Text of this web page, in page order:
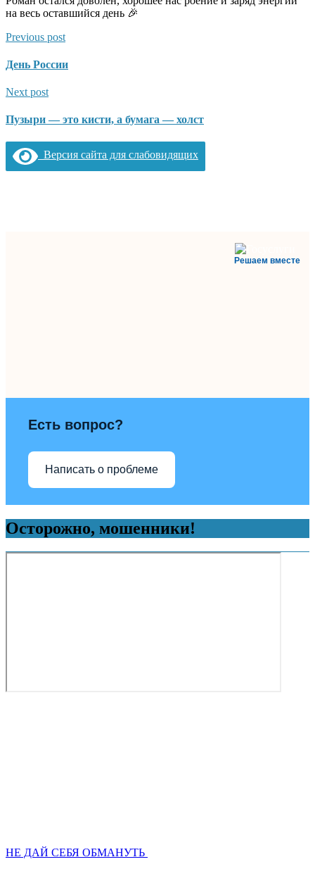
на весь оставшийся день 🎉
Previous post
День России
Next post
Пузыри — это кисти, а бумага — холст
Версия сайта для слабовидящих
Решаем вместе
Есть вопрос?
Написать о проблеме
Осторожно, мошенники!
НЕ ДАЙ СЕБЯ ОБМАНУТЬ